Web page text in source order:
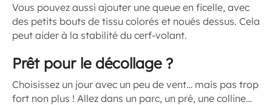
Vous pouvez aussi ajouter une queue en ficelle, avec
des petits bouts de tissu colorés et noués dessus. Cela
peut aider à la stabilité du cerf-volant.
Prêt pour le décollage ?
Choisissez un jour avec un peu de vent… mais pas trop
fort non plus ! Allez dans un parc, un pré, une colline…